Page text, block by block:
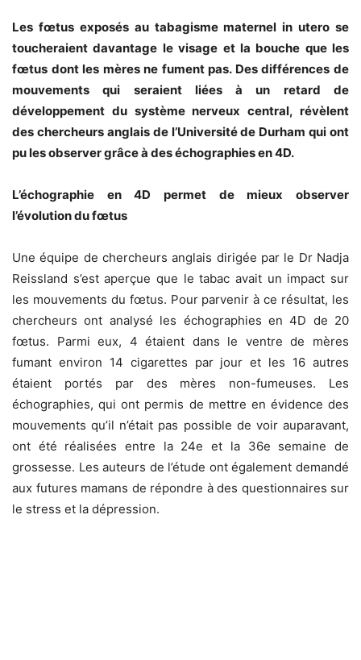
Les fœtus exposés au tabagisme maternel in utero se
toucheraient davantage le visage et la bouche que les
fœtus dont les mères ne fument pas. Des différences de
mouvements qui seraient liées à un retard de
développement du système nerveux central, révèlent
des chercheurs anglais de l’Université de Durham qui ont
pu les observer grâce à des échographies en 4D.
L’échographie en 4D permet de mieux observer
l’évolution du fœtus
Une équipe de chercheurs anglais dirigée par le Dr Nadja
Reissland s’est aperçue que le tabac avait un impact sur
les mouvements du fœtus. Pour parvenir à ce résultat, les
chercheurs ont analysé les échographies en 4D de 20
fœtus. Parmi eux, 4 étaient dans le ventre de mères
fumant environ 14 cigarettes par jour et les 16 autres
étaient portés par des mères non-fumeuses. Les
échographies, qui ont permis de mettre en évidence des
mouvements qu’il n’était pas possible de voir auparavant,
ont été réalisées entre la 24e et la 36e semaine de
grossesse. Les auteurs de l’étude ont également demandé
aux futures mamans de répondre à des questionnaires sur
le stress et la dépression.